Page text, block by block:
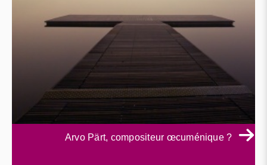
Arvo Pärt, compositeur œcuménique ?